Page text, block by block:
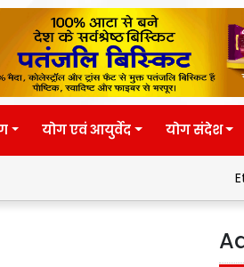
योग एवं आयुर्वेद योग संदेश
Eternal